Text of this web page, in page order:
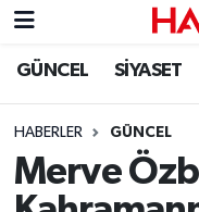
GÜNCEL SİYASET
HABERLER GÜNCEL
Merve
GÜNCEL
SİYASET
EKONOMİ
Nöbetçi
Hava Durumu